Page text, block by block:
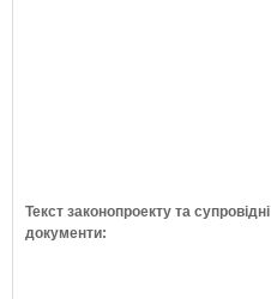
Текст законопроекту та супровідні
документи: